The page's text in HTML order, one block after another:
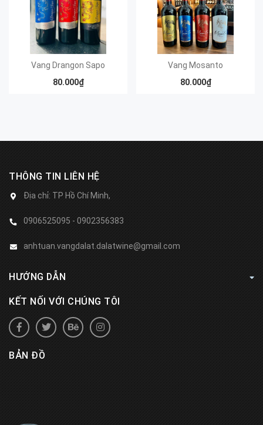
Vang Drangon Sapo
80.000₫
Vang Mosanto
80.000₫
THÔNG TIN LIÊN HỆ
Địa chỉ: TP Hồ Chí Minh,
0906525095 - 0902356383
anhtuan.vangdalat.dalatwine@gmail.com
HƯỚNG DẪN
KẾT NỐI VỚI CHÚNG TÔI
BẢN ĐỒ